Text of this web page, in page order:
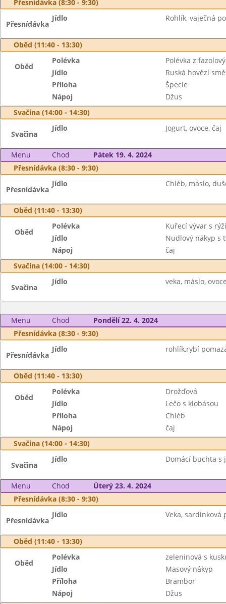
Přesnídávka (8:30 - 9:30)
Přesnídávka
Jídlo Rohlík, vaječná
Oběd (11:40 - 13:30)
Oběd
Polévka
Polévka z
Jídlo
Ruská hovězí
Příloha
Špecle
Nápoj
Džus
Svačina (14:00 - 14:30)
Svačina
Jídlo Jogurt, ovoce, čaj
Menu Chod
Pátek 19. 4. 2024
Přesnídávka (8:30 - 9:30)
Přesnídávka
Jídlo Chléb, máslo,
Oběd (11:40 - 13:30)
Oběd
Polévka
Kuřecí vývar s rýží
Jídlo
Nudlový nákyp s
Nápoj
čaj
Svačina (14:00 - 14:30)
Svačina
Jídlo veka, máslo,
Menu Chod
Pondělí 22. 4. 2024
Přesnídávka (8:30 - 9:30)
Přesnídávka
Jídlo rohlík,rybí
Oběd (11:40 - 13:30)
Oběd
Polévka
Drožďová
Jídlo
Lečo s klobásou
Příloha
Chléb
Nápoj
čaj
Svačina (14:00 - 14:30)
Svačina
Jídlo Domácí buchta s
Menu Chod
Úterý 23. 4. 2024
Přesnídávka (8:30 - 9:30)
Přesnídávka
Jídlo Veka, sardinková
Oběd (11:40 - 13:30)
Oběd
Polévka
zeleninová s
Jídlo
Masový nákyp
Příloha
Brambor
Nápoj
Džus